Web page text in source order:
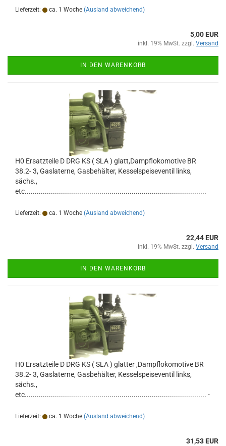
Lieferzeit: ca. 1 Woche (Ausland abweichend)
5,00 EUR
inkl. 19% MwSt. zzgl. Versand
IN DEN WARENKORB
H0 Ersatzteile D DRG KS ( SLA ) glatt,Dampflokomotive BR
38.2- 3, Gaslaterne, Gasbehälter, Kesselspeiseventil links,
sächs.,
etc..........................................................................................
Lieferzeit: ca. 1 Woche (Ausland abweichend)
22,44 EUR
inkl. 19% MwSt. zzgl. Versand
IN DEN WARENKORB
H0 Ersatzteile D DRG KS ( SLA ) glatter ,Dampflokomotive BR
38.2- 3, Gaslaterne, Gasbehälter, Kesselspeiseventil links,
sächs.,
etc.......................................................................................... -
Lieferzeit: ca. 1 Woche (Ausland abweichend)
31,53 EUR